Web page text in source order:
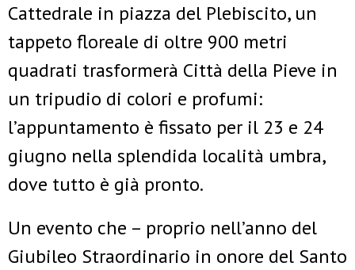
Cattedrale in piazza del Plebiscito, un
tappeto floreale di oltre 900 metri
quadrati trasformerà Città della Pieve in
un tripudio di colori e profumi:
l’appuntamento è fissato per il 23 e 24
giugno nella splendida località umbra,
dove tutto è già pronto.
Un evento che – proprio nell’anno del
Giubileo Straordinario in onore del Santo